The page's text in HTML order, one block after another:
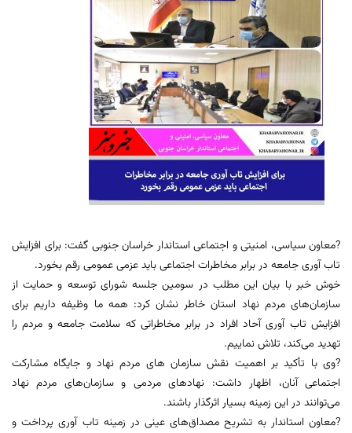
?معاون سیاسی، امنیتی و اجتماعی استاندار خراسان جنوبی گفت: برای افزایش
تاب آوری جامعه در برابر مخاطرات اجتماعی باید عزمی عمومی رقم بخورد.
خوش خبر با بیان این مطلب در سومین جلسه شورای توسعه و حمایت از
سازمان‌های مردم‌ نهاد استان خاطر نشان کرد: همه ما وظیفه داریم برای
افزایش تاب آوری آحاد افراد در برابر مخاطراتی که سلامت جامعه و مردم را
تهدید می‌کند، تلاش نماییم.
?وی با تأکید بر اهمیت نقش سازمان های مردم نهاد و جایگاه مشارکت
اجتماعی آنان، اظهار داشت: نهادهای مردمی و سازمان‌های مردم‌ نهاد
می‌توانند در این زمینه بسیار اثرگذار باشند.
?معاون استاندار به تشریح مصداق‌های عینی در زمینه تاب آوری پرداخت و